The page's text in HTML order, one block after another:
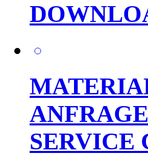
ANFRAGE
SERVICE